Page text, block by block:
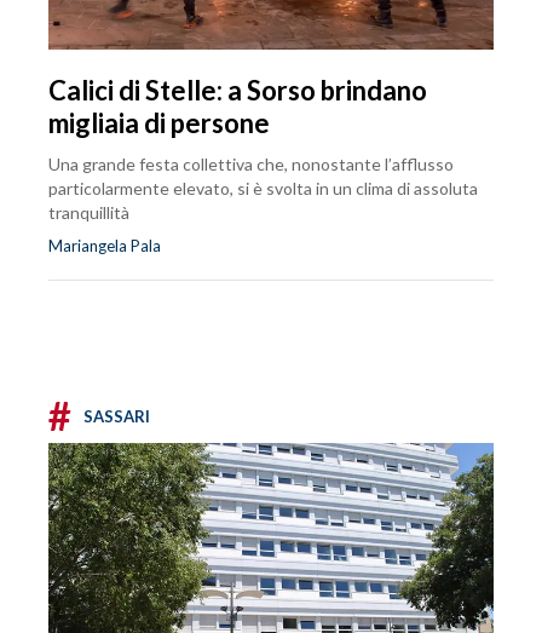
Calici di Stelle: a Sorso brindano
migliaia di persone
Una grande festa collettiva che, nonostante l’afflusso
particolarmente elevato, si è svolta in un clima di assoluta
tranquillità
Mariangela Pala
# SASSARI